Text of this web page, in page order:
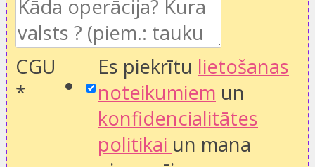
CGU
*
Es piekrītu lietošanas
noteikumiem un
konfidencialitātes
politikai un mana